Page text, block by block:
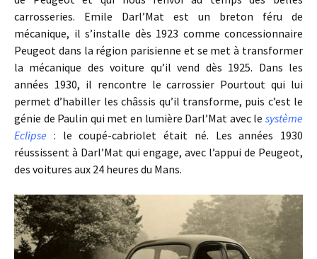
carrosseries. Emile Darl’Mat est un breton féru de
mécanique, il s’installe dès 1923 comme concessionnaire
Peugeot dans la région parisienne et se met à transformer
la mécanique des voiture qu’il vend dès 1925. Dans les
années 1930, il rencontre le carrossier Pourtout qui lui
permet d’habiller les châssis qu’il transforme, puis c’est le
génie de Paulin qui met en lumière Darl’Mat avec le système
Eclipse : le coupé-cabriolet était né. Les années 1930
réussissent à Darl’Mat qui engage, avec l’appui de Peugeot,
des voitures aux 24 heures du Mans.